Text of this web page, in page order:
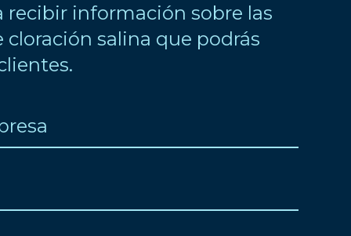
recibir información sobre las
cloración salina que podrás